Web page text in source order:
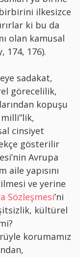
ilkesizce
ki bu da
olan kamusal
174, 176).
sadakat,
görecelilik,
kopuşu
cinsiyet
gösterilir
Avrupa
aile yapısını
ve yerine
Sözleşmesi’ni
kültürel
korumamız